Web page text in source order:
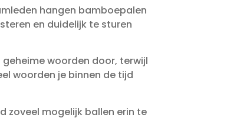
hangen bamboepalen
en duidelijk te sturen
woorden door, terwijl
woorden je binnen de tijd
zoveel mogelijk ballen erin te